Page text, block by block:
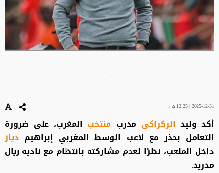
"
"
2025-12-31 | 12:25 ص
أكد وليد الركراكيمدرب منتخب المغرب، على ضرورة
التعامل بحذر مع لاعب الوسط المغربي إبراهيم دياز
داخل الملعب، نظرًا لعدم مشاركته بانتظام مع ناديه ريال
مدريد.